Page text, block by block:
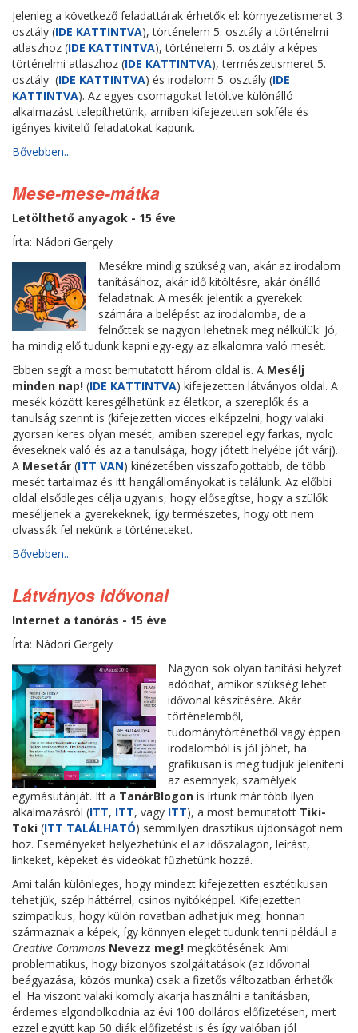
Jelenleg a következő feladattárak érhetők el: környezetismeret 3.
osztály (IDE KATTINTVA), történelem 5. osztály a történelmi
atlaszhoz (IDE KATTINTVA), történelem 5. osztály a képes
történelmi atlaszhoz (IDE KATTINTVA), természetismeret 5.
osztály (IDE KATTINTVA) és irodalom 5. osztály (IDE
KATTINTVA). Az egyes csomagokat letöltve különálló
alkalmazást telepíthetünk, amiben kifejezetten sokféle és
igényes kivitelű feladatokat kapunk.
Bővebben...
Mese-mese-mátka
Letölthető anyagok - 15 éve
Írta: Nádori Gergely
Mesékre mindig szükség van, akár az irodalom
tanításához, akár idő kitöltésre, akár önálló
feladatnak. A mesék jelentik a gyerekek
számára a belépést az irodalomba, de a
felnőttek se nagyon lehetnek meg nélkülük. Jó,
ha mindig elő tudunk kapni egy-egy az alkalomra való mesét.
Ebben segít a most bemutatott három oldal is. A Mesélj
minden nap! (IDE KATTINTVA) kifejezetten látványos oldal. A
mesék között keresgélhetünk az életkor, a szereplők és a
tanulság szerint is (kifejezetten vicces elképzelni, hogy valaki
gyorsan keres olyan mesét, amiben szerepel egy farkas, nyolc
éveseknek való és az a tanulsága, hogy jótett helyébe jót várj).
A Mesetár (ITT VAN) kinézetében visszafogottabb, de több
mesét tartalmaz és itt hangállományokat is találunk. Az előbbi
oldal elsődleges célja ugyanis, hogy elősegítse, hogy a szülők
meséljenek a gyerekeknek, így természetes, hogy ott nem
olvassák fel nekünk a történeteket.
Bővebben...
Látványos idővonal
Internet a tanórás - 15 éve
Írta: Nádori Gergely
Nagyon sok olyan tanítási helyzet
adódhat, amikor szükség lehet
idővonal készítésére. Akár
történelemből,
tudománytörténetből vagy éppen
irodalomból is jól jöhet, ha
grafikusan is meg tudjuk jeleníteni
az esemnyek, szamélyek
egymásutánját. Itt a TanárBlogon is írtunk már több ilyen
alkalmazásról (ITT, ITT, vagy ITT), a most bemutatott Tiki-
Toki (ITT TALÁLHATÓ) semmilyen drasztikus újdonságot nem
hoz. Eseményeket helyezhetünk el az időszalagon, leírást,
linkeket, képeket és videókat fűzhetünk hozzá.
Ami talán különleges, hogy mindezt kifejezetten esztétikusan
tehetjük, szép háttérrel, csinos nyitóképpel. Kifejezetten
szimpatikus, hogy külön rovatban adhatjuk meg, honnan
származnak a képek, így könnyen eleget tudunk tenni például a
Creative Commons Nevezz meg! megkötésének. Ami
problematikus, hogy bizonyos szolgáltatások (az idővonal
beágyazása, közös munka) csak a fizetős változatban érhetők
el. Ha viszont valaki komoly akarja használni a tanításban,
érdemes elgondolkodnia az évi 100 dolláros előfizetésen, mert
ezzel együtt kap 50 diák előfizetést is és így valóban jól